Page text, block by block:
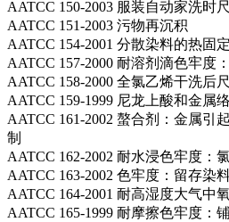
AATCC 150-2003 服装自动家洗时
AATCC 151-2003 污物再沉积
AATCC 154-2001 分散染料的热固
AATCC 157-2000 耐溶剂滴色牢度
AATCC 158-2000 全氯乙烯干洗后
AATCC 159-1999 尼龙上酸和金属
AATCC 161-2002 螯合剂：金属引
制
AATCC 162-2002 耐水浸色牢度：
AATCC 163-2002 色牢度：留存染
AATCC 164-2001 耐高湿度大气中
AATCC 165-1999 耐摩擦色牢度：